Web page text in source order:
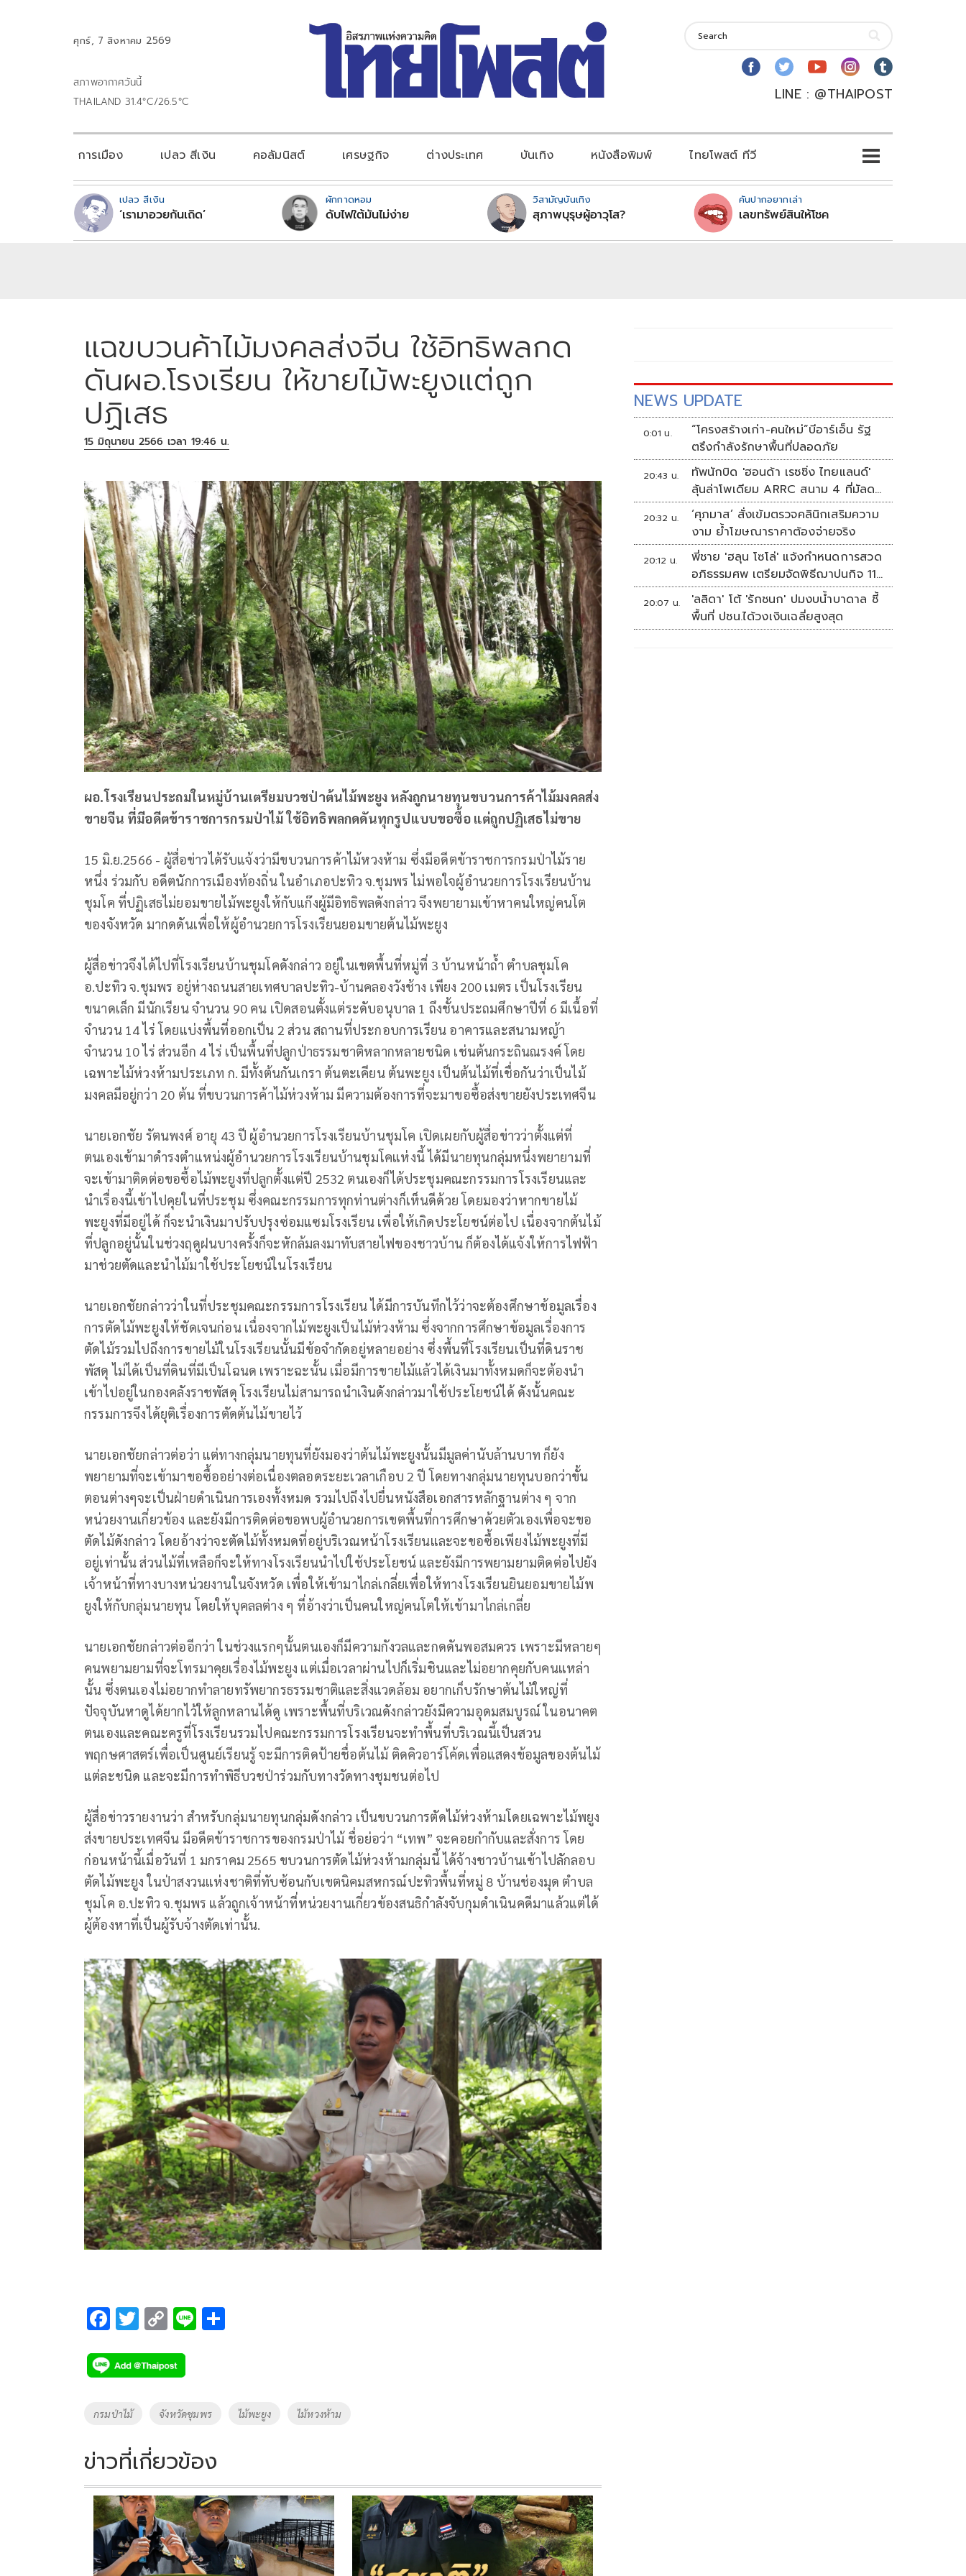
ศุกร์, 7 สิงหาคม 2569
สภาพอากาศวันนี้
THAILAND 31.4°C/26.5°C
LINE : @THAIPOST
การเมือง เปลว สีเงิน คอลัมนิสต์ เศรษฐกิจ ต่างประเทศ บันเทิง หนังสือพิมพ์ ไทยโพสต์ ทีวี
เปลว สีเงิน
‘เรามาอวยกันเถิด’
ผักกาดหอม
ดับไฟใต้มันไม่ง่าย
วิสามัญบันเทิง
สุภาพบุรุษผู้อาวุโส?
คันปากอยากเล่า
เลขทรัพย์สินให้โชค
แฉขบวนค้าไม้มงคลส่งจีน ใช้อิทธิพลกด
ดันผอ.โรงเรียน ให้ขายไม้พะยูงแต่ถูก
ปฏิเสธ
15 มิถุนายน 2566 เวลา 19:46 น.
ผอ.โรงเรียนประถมในหมู่บ้านเตรียมบวชป่าต้นไม้พะยูง หลังถูกนายทุนขบวนการค้าไม้มงคลส่ง
ขายจีน ที่มีอดีตข้าราชการกรมป่าไม้ ใช้อิทธิพลกดดันทุกรูปแบบขอซื้อ แต่ถูกปฏิเสธไม่ขาย
15 มิ.ย.2566 - ผู้สื่อข่าวได้รับแจ้งว่ามีขบวนการค้าไม้หวงห้าม ซึ่งมีอดีตข้าราชการกรมป่าไม้ราย
หนึ่ง ร่วมกับ อดีตนักการเมืองท้องถิ่น ในอำเภอปะทิว จ.ชุมพร ไม่พอใจผู้อำนวยการโรงเรียนบ้าน
ชุมโค ที่ปฏิเสธไม่ยอมขายไม้พะยูงให้กับแก๊งผู้มีอิทธิพลดังกล่าว จึงพยายามเข้าหาคนใหญ่คนโต
ของจังหวัด มากดดันเพื่อให้ผู้อำนวยการโรงเรียนยอมขายต้นไม้พะยูง
ผู้สื่อข่าวจึงได้ไปที่โรงเรียนบ้านชุมโคดังกล่าว อยู่ในเขตพื้นที่หมู่ที่ 3 บ้านหน้าถ้ำ ตำบลชุมโค
อ.ปะทิว จ.ชุมพร อยู่ห่างถนนสายเทศบาลปะทิว-บ้านคลองวังช้าง เพียง 200 เมตร เป็นโรงเรียน
ขนาดเล็ก มีนักเรียน จำนวน 90 คน เปิดสอนตั้งแต่ระดับอนุบาล 1 ถึงชั้นประถมศึกษาปีที่ 6 มีเนื้อที่
จำนวน 14 ไร่ โดยแบ่งพื้นที่ออกเป็น 2 ส่วน สถานที่ประกอบการเรียน อาคารและสนามหญ้า
จำนวน 10 ไร่ ส่วนอีก 4 ไร่ เป็นพื้นที่ปลูกป่าธรรมชาติหลากหลายชนิด เช่นต้นกระถินณรงค์ โดย
เฉพาะไม้ห่วงห้ามประเภท ก. มีทั้งต้นกันเกรา ต้นตะเคียน ต้นพะยูง เป็นต้นไม้ที่เชื่อกันว่าเป็นไม้
มงคลมีอยู่กว่า 20 ต้น ที่ขบวนการค้าไม้ห่วงห้าม มีความต้องการที่จะมาขอซื้อส่งขายยังประเทศจีน
นายเอกชัย รัตนพงศ์ อายุ 43 ปี ผู้อำนวยการโรงเรียนบ้านชุมโค เปิดเผยกับผู้สื่อข่าวว่าตั้งแต่ที่
ตนเองเข้ามาดำรงตำแหน่งผู้อำนวยการโรงเรียนบ้านชุมโคแห่งนี้ ได้มีนายทุนกลุ่มหนึ่งพยายามที่
จะเข้ามาติดต่อขอซื้อไม้พะยูงที่ปลูกตั้งแต่ปี 2532 ตนเองก็ได้ประชุมคณะกรรมการโรงเรียนและ
นำเรื่องนี้เข้าไปคุยในที่ประชุม ซึ่งคณะกรรมการทุกท่านต่างก็เห็นดีด้วย โดยมองว่าหากขายไม้
พะยูงที่มีอยู่ได้ ก็จะนำเงินมาปรับปรุงซ่อมแซมโรงเรียน เพื่อให้เกิดประโยชน์ต่อไป เนื่องจากต้นไม้
ที่ปลูกอยู่นั้นในช่วงฤดูฝนบางครั้งก็จะหักล้มลงมาทับสายไฟของชาวบ้าน ก็ต้องได้แจ้งให้การไฟฟ้า
มาช่วยตัดและนำไม้มาใช้ประโยชน์ในโรงเรียน
นายเอกชัยกล่าวว่าในที่ประชุมคณะกรรมการโรงเรียน ได้มีการบันทึกไว้ว่าจะต้องศึกษาข้อมูลเรื่อง
การตัดไม้พะยูงให้ชัดเจนก่อน เนื่องจากไม้พะยูงเป็นไม้ห่วงห้าม ซึ่งจากการศึกษาข้อมูลเรื่องการ
ตัดไม้รวมไปถึงการขายไม้ในโรงเรียนนั้นมีข้อจำกัดอยู่หลายอย่าง ซึ่งพื้นที่โรงเรียนเป็นที่ดินราช
พัสดุ ไม่ได้เป็นที่ดินที่มีเป็นโฉนด เพราะฉะนั้น เมื่อมีการขายไม้แล้วได้เงินมาทั้งหมดก็จะต้องนำ
เข้าไปอยู่ในกองคลังราชพัสดุ โรงเรียนไม่สามารถนำเงินดังกล่าวมาใช้ประโยชน์ได้ ดังนั้นคณะ
กรรมการจึงได้ยุติเรื่องการตัดต้นไม้ขายไว้
นายเอกชัยกล่าวต่อว่า แต่ทางกลุ่มนายทุนที่ยังมองว่าต้นไม้พะยูงนั้นมีมูลค่านับล้านบาท ก็ยัง
พยายามที่จะเข้ามาขอซื้ออย่างต่อเนื่องตลอดระยะเวลาเกือบ 2 ปี โดยทางกลุ่มนายทุนบอกว่าขั้น
ตอนต่างๆจะเป็นฝ่ายดำเนินการเองทั้งหมด รวมไปถึงไปยื่นหนังสือเอกสารหลักฐานต่าง ๆ จาก
หน่วยงานเกี่ยวข้อง และยังมีการติดต่อขอพบผู้อำนวยการเขตพื้นที่การศึกษาด้วยตัวเองเพื่อจะขอ
ตัดไม้ดังกล่าว โดยอ้างว่าจะตัดไม้ทั้งหมดที่อยู่บริเวณหน้าโรงเรียนและจะขอซื้อเพียงไม้พะยูงที่มี
อยู่เท่านั้น ส่วนไม้ที่เหลือก็จะให้ทางโรงเรียนนำไปใช้ประโยชน์ และยังมีการพยามยามติดต่อไปยัง
เจ้าหน้าที่ทางบางหน่วยงานในจังหวัด เพื่อให้เข้ามาไกล่เกลี่ยเพื่อให้ทางโรงเรียนยินยอมขายไม้พ
ยูงให้กับกลุ่มนายทุน โดยให้บุคลลต่าง ๆ ที่อ้างว่าเป็นคนใหญ่คนโตให้เข้ามาไกล่เกลี่ย
นายเอกชัยกล่าวต่ออีกว่า ในช่วงแรกๆนั้นตนเองก็มีความกังวลและกดดันพอสมควร เพราะมีหลายๆ
คนพยามยามที่จะโทรมาคุยเรื่องไม้พะยูง แต่เมื่อเวลาผ่านไปก็เริ่มชินและไม่อยากคุยกับคนแหล่า
นั้น ซึ่งตนเองไม่อยากทำลายทรัพยากรธรรมชาติและสิ่งแวดล้อม อยากเก็บรักษาต้นไม้ใหญ่ที่
ปัจจุบันหาดูได้ยากไว้ให้ลูกหลานได้ดู เพราะพื้นที่บริเวณดังกล่าวยังมีความอุดมสมบูรณ์ ในอนาคต
ตนเองและคณะครูที่โรงเรียนรวมไปคณะกรรมการโรงเรียนจะทำพื้นที่บริเวณนี้เป็นสวน
พฤกษศาสตร์เพื่อเป็นศูนย์เรียนรู้ จะมีการติดป้ายชื่อต้นไม้ ติดคิวอาร์โค้ดเพื่อแสดงข้อมูลของต้นไม้
แต่ละชนิด และจะมีการทำพิธีบวชป่าร่วมกับทางวัดทางชุมชนต่อไป
ผู้สื่อข่าวรายงานว่า สำหรับกลุ่มนายทุนกลุ่มดังกล่าว เป็นขบวนการตัดไม้ห่วงห้ามโดยเฉพาะไม้พยูง
ส่งขายประเทศจีน มีอดีตข้าราชการของกรมป่าไม้ ชื่อย่อว่า “เทพ” จะคอยกำกับและสั่งการ โดย
ก่อนหน้านี้เมื่อวันที่ 1 มกราคม 2565 ขบวนการตัดไม้ห่วงห้ามกลุ่มนี้ ได้จ้างชาวบ้านเข้าไปลักลอบ
ตัดไม้พะยูง ในป่าสงวนแห่งชาติที่ทับซ้อนกับเขตนิคมสหกรณ์ปะทิวพื้นที่หมู่ 8 บ้านช่องมุด ตำบล
ชุมโค อ.ปะทิว จ.ชุมพร แล้วถูกเจ้าหน้าที่หน่วยงานเกี่ยวข้องสนธิกำลังจับกุมดำเนินคดีมาแล้วแต่ได้
ผู้ต้องหาที่เป็นผู้รับจ้างตัดเท่านั้น.
F
e
b
o
k
T
tt
er
C
p
y
Li
k
Li
Tags
กรมป่าไม้ จังหวัดชุมพร ไม้พะยูง ไม้หวงห้าม
ข่าวที่เกี่ยวข้อง
NEWS UPDATE
0:01 น.
“โครงสร้างเก่า-คนใหม่”บีอาร์เอ็น รัฐ
ตรึงกำลังรักษาพื้นที่ปลอดภัย
20:43 น.
ทัพนักบิด 'ฮอนด้า เรซซิ่ง ไทยแลนด์'
ลุ้นล่าโพเดียม ARRC สนาม 4 ที่มัลดา
ลิกา
20:32 น.
‘ศุภมาส’ สั่งเข้มตรวจคลินิกเสริมความ
งาม ย้ำโฆษณาราคาต้องจ่ายจริง
20:12 น.
พี่ชาย 'ฮลุน โซโล่' แจ้งกำหนดการสวด
อภิธรรมศพ เตรียมจัดพิธีฌาปนกิจ 11
ส.ค.
20:07 น.
'ลลิดา' โต้ 'รักชนก' ปมงบน้ำบาดาล ชี้
พื้นที่ ปชน.ได้วงเงินเฉลี่ยสูงสุด